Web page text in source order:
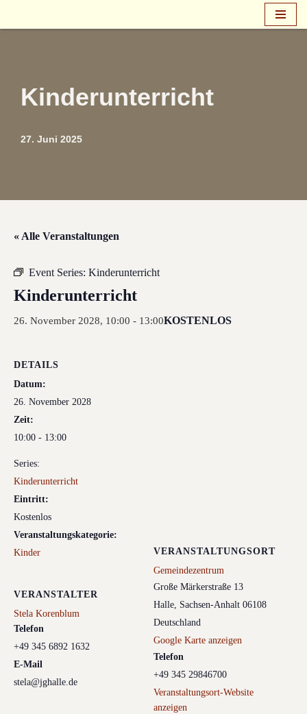
Kinderunterricht
27. Juni 2025
« Alle Veranstaltungen
Event Series: Kinderunterricht
Kinderunterricht
26. November 2028, 10:00 - 13:00KOSTENLOS
DETAILS
Datum:
26. November 2028
Zeit:
10:00 - 13:00
Series:
Kinderunterricht
Eintritt:
Kostenlos
Veranstaltungskategorie:
Kinder
VERANSTALTER
Stela Korenblum
Telefon
+49 345 6892 1632
E-Mail
stela@jghalle.de
VERANSTALTUNGSORT
Gemeindezentrum
Große Märkerstraße 13
Halle, Sachsen-Anhalt 06108
Deutschland
Google Karte anzeigen
Telefon
+49 345 29846700
Veranstaltungsort-Website
anzeigen